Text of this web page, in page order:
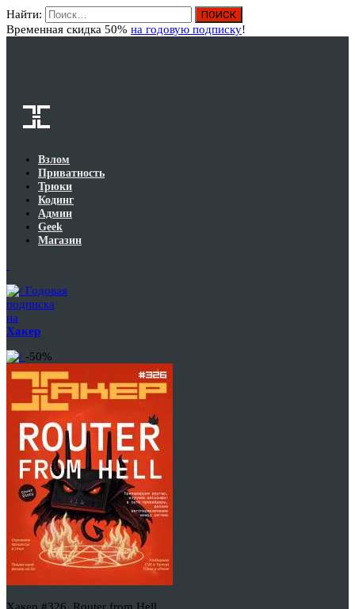
Найти:
Временная скидка 50% на годовую подписку!
Взлом
Приватность
Трюки
Кодинг
Админ
Geek
Магазин
Годовая
подписка
на
Хакер
-50%